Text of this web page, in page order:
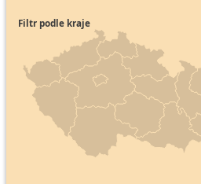
Filtr podle kraje